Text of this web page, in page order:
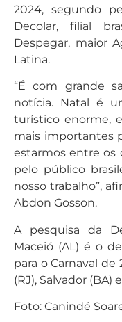
2024, segundo
Decolar, filial
Despegar, maior
Latina.
“É com grande
notícia. Natal é
turístico enorme,
mais importantes
estarmos entre os
pelo público
nosso trabalho”,
Abdon Gosson.
A pesquisa da
Maceió (AL) é o
para o Carnaval
(RJ), Salvador (BA)
Foto: Canindé